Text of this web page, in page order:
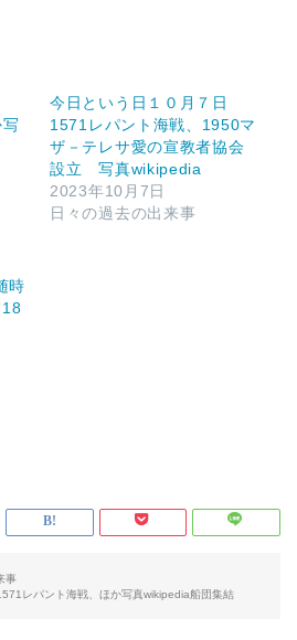
今日という日１０月７日
1571レパント海戦、1950マ
ザ－テレサ愛の宣教者協会
設立 写真wikipedia
2023年10月7日
日々の過去の出来事
時
事
レパント海戦、ほか写真wikipedia船団集結